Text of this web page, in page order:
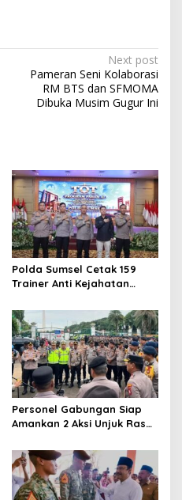
Next post
Pameran Seni Kolaborasi
RM BTS dan SFMOMA
Dibuka Musim Gugur Ini
Polda Sumsel Cetak 159
Trainer Anti Kejahatan
Personel Gabungan Siap
Amankan 2 Aksi Unjuk Rasa